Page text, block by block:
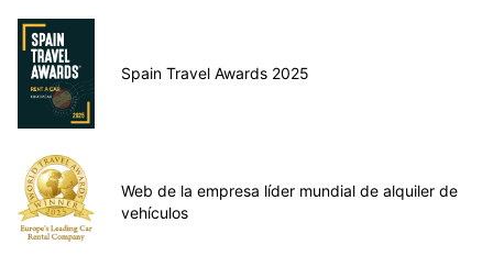
Spain Travel Awards 2025
Web de la empresa líder mundial de alquiler de
vehículos